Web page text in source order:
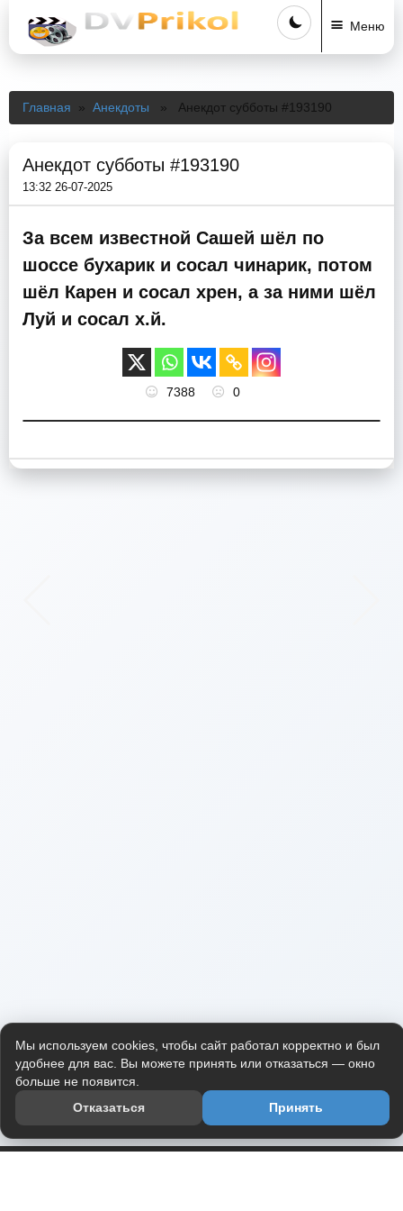
Меню
Главная » Анекдоты » Анекдот субботы #193190
Анекдот субботы #193190
13:32 26-07-2025
За всем известной Сашей шёл по
шоссе бухарик и сосал чинарик, потом
шёл Карен и сосал хрен, а за ними шёл
Луй и сосал х.й.
7388 0
Мы используем cookies, чтобы сайт работал корректно и был
удобнее для вас. Вы можете принять или отказаться — окно
больше не появится.
Отказаться
Принять